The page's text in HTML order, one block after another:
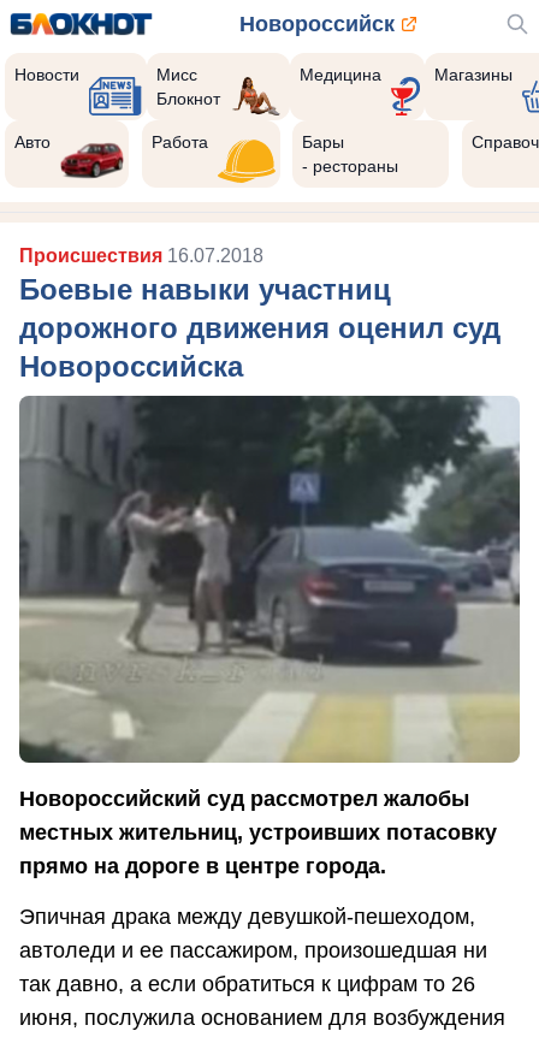
Новороссийск
Новости
Мисс
Блокнот
Медицина Магазины
Авто Работа
Бары
- рестораны
Происшествия 16.07.2018
Боевые навыки участниц
дорожного движения оценил суд
Новороссийска
Новороссийский суд рассмотрел жалобы
местных жительниц, устроивших потасовку
прямо на дороге в центре города.
Эпичная драка между девушкой-пешеходом,
автоледи и ее пассажиром, произошедшая ни
так давно, а если обратиться к цифрам то 26
июня, послужила основанием для возбуждения